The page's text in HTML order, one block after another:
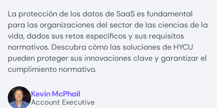
La protección de los datos de SaaS es fundamental
para las organizaciones del sector de las ciencias de la
vida, dados sus retos específicos y sus requisitos
normativos. Descubra cómo las soluciones de HYCU
pueden proteger sus innovaciones clave y garantizar el
cumplimiento normativo.
ImageKevin McPhail
Account Executive